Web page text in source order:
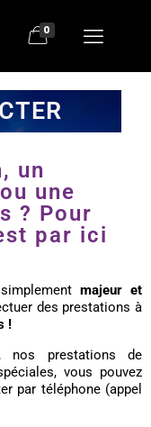
0
un
une
? Pour
par ici
majeur et
des prestations à
!
nos prestations de
vous pouvez
par téléphone (appel